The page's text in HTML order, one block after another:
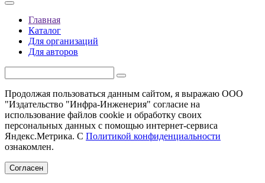
Главная
Каталог
Для организаций
Для авторов
Продолжая пользоваться данным сайтом, я выражаю ООО
"Издательство "Инфра-Инженерия" согласие на
использование файлов cookie и обработку своих
персональных данных с помощью интернет-сервиса
Яндекс.Метрика. С Политикой конфиденциальности
ознакомлен.
Согласен